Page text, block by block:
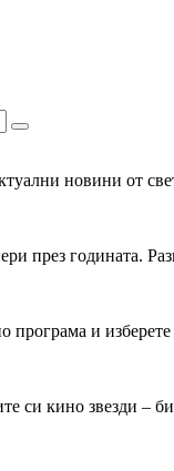
новини от
през годината.
програма и
си кино звезди –